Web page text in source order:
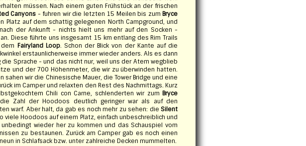
müssen. Nach einem guten Frühstück an der frischen
Canyons - fuhren wir die letzten 15 Meilen bis zum Bryce
Platz auf dem schattig gelegenen North Campground, und
der Ankunft - nichts hielt uns mehr auf den Socken -
Diese führte uns insgesamt 15 km entlang des Rim Trails
Fairyland Loop. Schon der Blick von der Kante auf die
erstaunlicherweise immer wieder anders. Als es dann
Sprache - und das nicht nur, weil uns der Atem wegblieb
und der 700 Höhenmeter, die wir zu überwinden hatten.
wir die Chinesische Mauer, die Tower Bridge und eine
im Camper und relaxten den Rest des Nachmittags. Kurz
Chili con Carne, schlenderten wir zum Bryce
Zahl der Hoodoos deutlich geringer war als auf den
warf. Aber halt, da gab es noch mehr zu sehen: die Silent
viele Hoodoos auf einem Platz, einfach unbeschreiblich und
wieder her zu kommen und das Schauspiel vom
zu bestaunen. Zurück am Camper gab es noch einen
in Schlafsack bzw. unter zahlreiche Decken mummelten.